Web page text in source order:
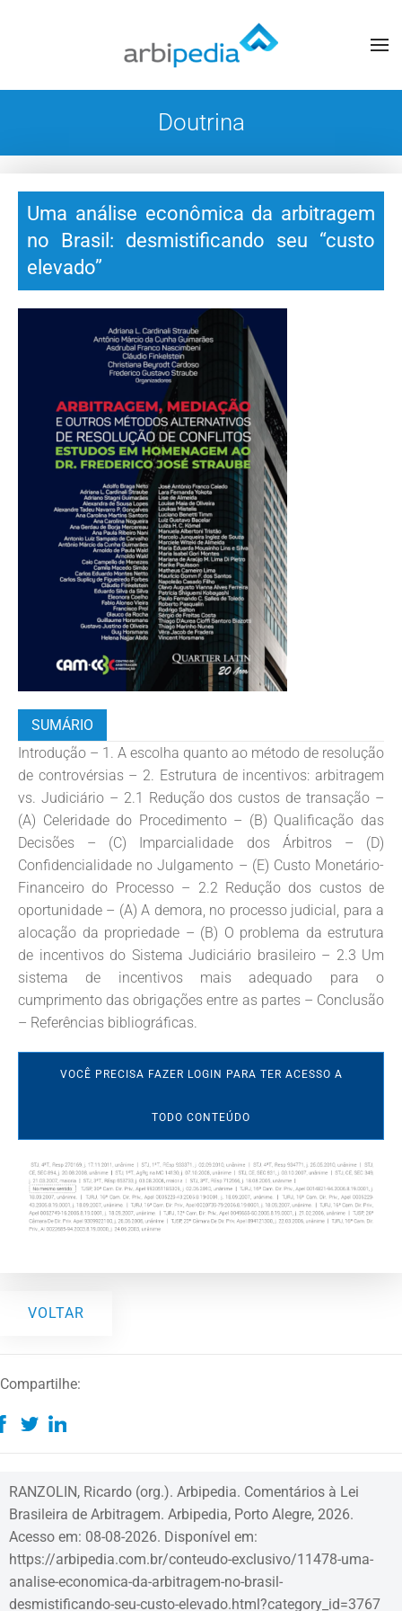
Doutrina
Uma análise econômica da arbitragem
no Brasil: desmistificando seu “custo
elevado”
SUMÁRIO
Introdução – 1. A escolha quanto ao método de resolução
de controvérsias – 2. Estrutura de incentivos: arbitragem
vs. Judiciário – 2.1 Redução dos custos de transação –
(A) Celeridade do Procedimento – (B) Qualificação das
Decisões – (C) Imparcialidade dos Árbitros – (D)
Confidencialidade no Julgamento – (E) Custo Monetário-
Financeiro do Processo – 2.2 Redução dos custos de
oportunidade – (A) A demora, no processo judicial, para a
alocação da propriedade – (B) O problema da estrutura
de incentivos do Sistema Judiciário brasileiro – 2.3 Um
sistema de incentivos mais adequado para o
cumprimento das obrigações entre as partes – Conclusão
– Referências bibliográficas.
VOCÊ PRECISA FAZER LOGIN PARA TER ACESSO A
TODO CONTEÚDO
VOLTAR
Compartilhe:
RANZOLIN, Ricardo (org.). Arbipedia. Comentários à Lei
Brasileira de Arbitragem. Arbipedia, Porto Alegre, 2026.
Acesso em: 08-08-2026. Disponível em:
https://arbipedia.com.br/conteudo-exclusivo/11478-uma-
analise-economica-da-arbitragem-no-brasil-
desmistificando-seu-custo-elevado.html?category_id=3767